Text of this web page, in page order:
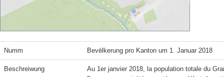
Numm Bevëlkerung pro Kanton um 1. Januar 2018
Beschreiwung
Au 1er janvier 2018, la population totale du